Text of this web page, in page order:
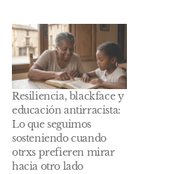
Resiliencia, blackface y
educación antirracista:
Lo que seguimos
sosteniendo cuando
otrxs prefieren mirar
hacia otro lado